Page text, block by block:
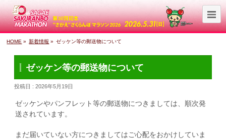
HOME » 新着情報 » ゼッケン等の郵送物について
ゼッケン等の郵送物について
投稿日 : 2026年5月19日
ゼッケンやパンフレット等の郵送物につきましては、順次発
送されています。
まだ届いていない方につきましてはご心配をおかけしていま